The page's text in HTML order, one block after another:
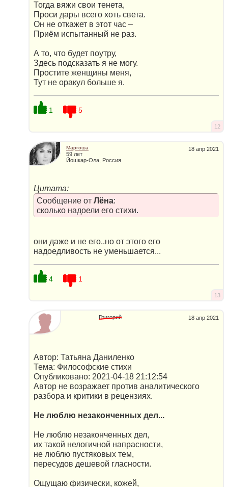
Тогда вяжи свои тенета,
Проси дары всего хоть света.
Он не откажет в этот час –
Приём испытанный не раз.
А то, что будет поутру,
Здесь подсказать я не могу.
Простите женщины меня,
Тут не оракул больше я.
1 5
12
18 апр 2021
Маргоша
59 лет
Йошкар-Ола, Россия
Цитата:
Сообщение от Лёна:
сколько надоели его стихи.
они даже и не его..но от этого его
надоедливость не уменьшается...
4 1
13
18 апр 2021
Григорий
Автор: Татьяна Даниленко
Тема: Философские стихи
Опубликовано: 2021-04-18 21:12:54
Автор не возражает против аналитического
разбора и критики в рецензиях.
Не люблю незаконченных дел...
Не люблю незаконченных дел,
их такой нелогичной напрасности,
не люблю пустяковых тем,
пересудов дешевой гласности.
Ощущаю физически, кожей,